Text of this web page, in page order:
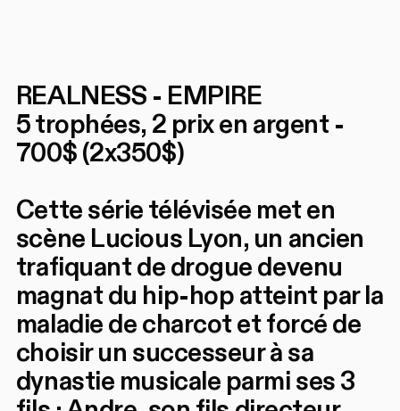
REALNESS - EMPIRE
5 trophées, 2 prix en argent -
700$ (2x350$)
Cette série télévisée met en
scène Lucious Lyon, un ancien
trafiquant de drogue devenu
magnat du hip-hop atteint par la
maladie de charcot et forcé de
choisir un successeur à sa
dynastie musicale parmi ses 3